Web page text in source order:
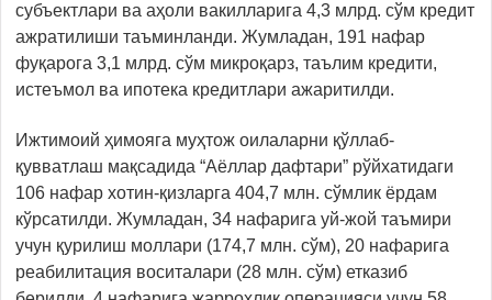
субъектлари ва аҳоли вакилларига 4,3 млрд. сўм кредит
ажратилиши таъминланди. Жумладан, 191 нафар
фуқарога 3,1 млрд. сўм микроқарз, таълим кредити,
истеъмол ва ипотека кредитлари ажаритилди.
Ижтимоий ҳимояга муҳтож оилаларни қўллаб-
қувватлаш мақсадида “Аёллар дафтари” рўйхатидаги
106 нафар хотин-қизларга 404,7 млн. сўмлик ёрдам
кўрсатилди. Жумладан, 34 нафарига уй-жой таъмири
учун қурилиш моллари (174,7 млн. сўм), 20 нафарига
реабилитация воситалари (28 млн. сўм) етказиб